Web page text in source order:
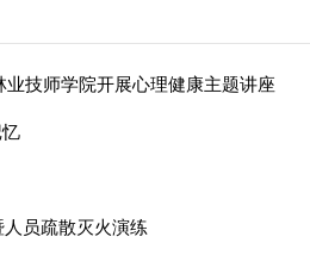
技师学院开展心理健康主题讲座
员疏散灭火演练